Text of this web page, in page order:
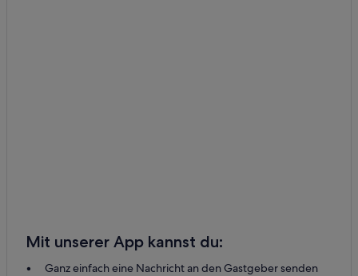
Mit unserer App kannst du:
Ganz einfach eine Nachricht an den Gastgeber senden